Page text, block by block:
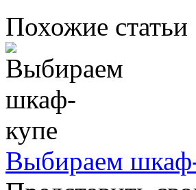
Похожие статьи
Выбираем